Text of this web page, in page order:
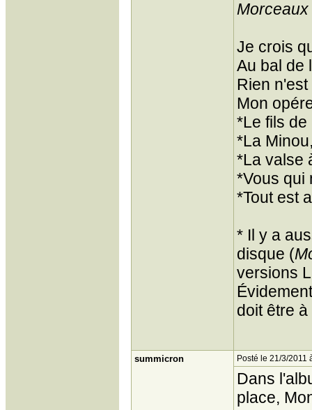
Je crois
Au bal de
Rien
Mon
*Le fils
*La
*La valse
*Vous qui
*Tout est
* Il y a
disque (
versions
doit être
summicron Posté le 21/3/2011
Dans
place,